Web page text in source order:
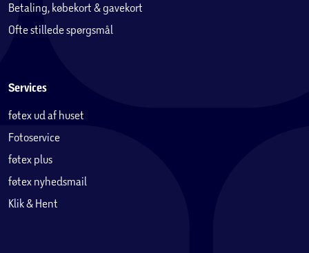
Betaling, købekort & gavekort
Ofte stillede spørgsmål
Services
føtex ud af huset
Fotoservice
føtex plus
føtex nyhedsmail
Klik & Hent